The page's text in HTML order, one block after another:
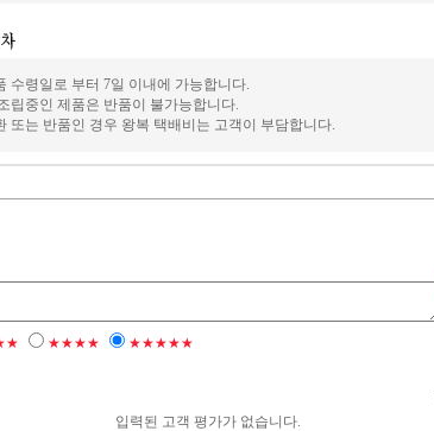
수령일로 부터 7일 이내에 가능합니다.
립중인 제품은 반품이 불가능합니다.
또는 반품인 경우 왕복 택배비는 고객이 부담합니다.
★★★★ ★★★★★
입력된 고객 평가가 없습니다.